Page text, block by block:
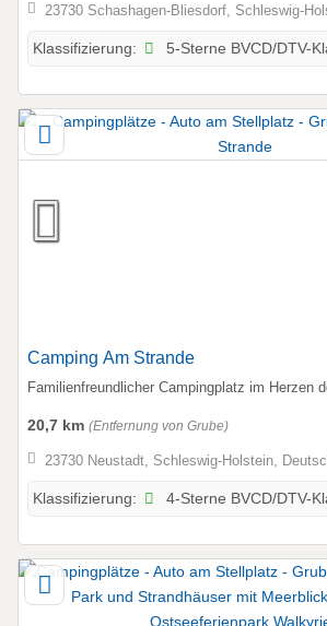
23730 Schashagen-Bliesdorf, Schleswig-
Klassifizierung: 5-Sterne BVCD/DTV-
Camping Am Strande
Familienfreundlicher Campingplatz im Herzen
20,7 km (Entfernung von Grube)
23730 Neustadt, Schleswig-Holstein,
Klassifizierung: 4-Sterne BVCD/DTV-